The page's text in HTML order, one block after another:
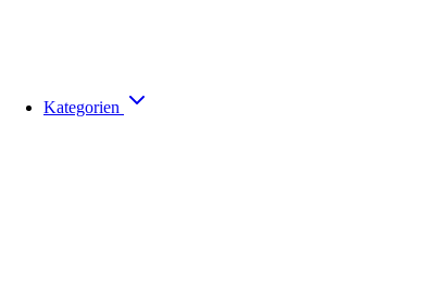
Kategorien